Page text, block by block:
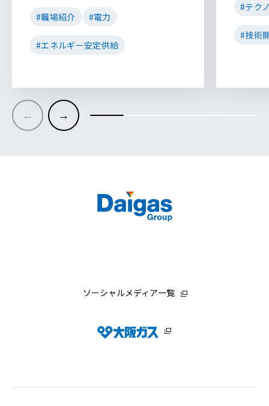
#職場紹介 #電力
#エネルギー安定供給
#テク
#技術
ソーシャルメディア一覧